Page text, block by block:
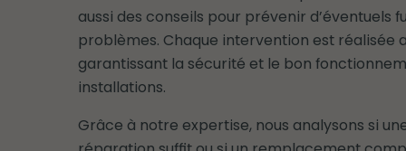
aussi des conseils pour prévenir d’éventuels
problèmes. Chaque intervention est réalisée
garantissant la sécurité et le bon
installations.
Grâce à notre expertise, nous analysons si